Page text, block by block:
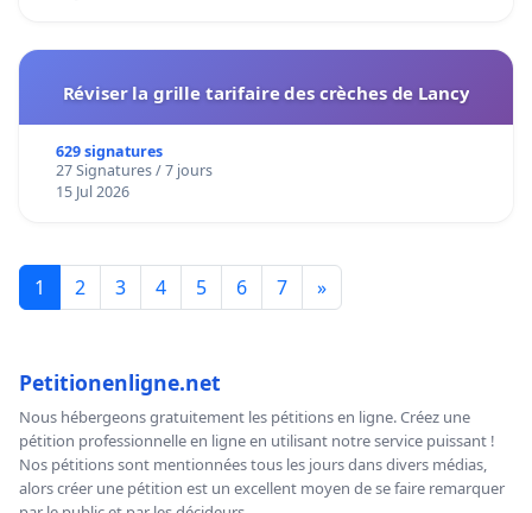
Réviser la grille tarifaire des crèches de Lancy
629 signatures
27 Signatures / 7 jours
15 Jul 2026
1 2 3 4 5 6 7 »
Petitionenligne.net
Nous hébergeons gratuitement les pétitions en ligne. Créez une
pétition professionnelle en ligne en utilisant notre service puissant !
Nos pétitions sont mentionnées tous les jours dans divers médias,
alors créer une pétition est un excellent moyen de se faire remarquer